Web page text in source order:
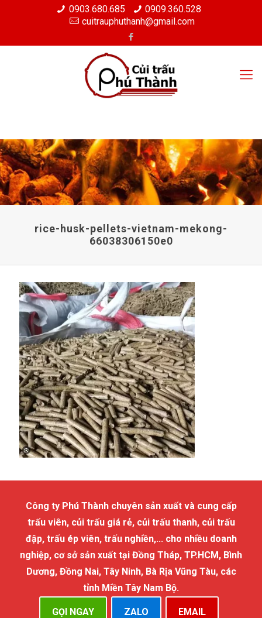
0903.680.685
0909.360.528
cuitrauphuthanh@gmail.com
rice-husk-pellets-vietnam-mekong-
66038306150e0
Công ty Phú Thành chuyên sản xuất và cung cấp
trấu viên, củi trấu giá rẻ, củi trấu thanh, củi trấu
đập, trấu ép viên, trấu nghiền,... cho nhiều doanh
nghiệp, cơ sở sản xuất tại Đồng Tháp, TP.HCM, Bình
Dương, Đồng Nai, Tây Ninh, Bà Rịa Vũng Tàu, các
tỉnh Miền Tây Nam Bộ.
GỌI NGAY ZALO EMAIL